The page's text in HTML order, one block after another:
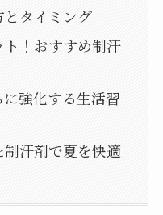
タイミング
！おすすめ制汗
強化する生活習
汗剤で夏を快適